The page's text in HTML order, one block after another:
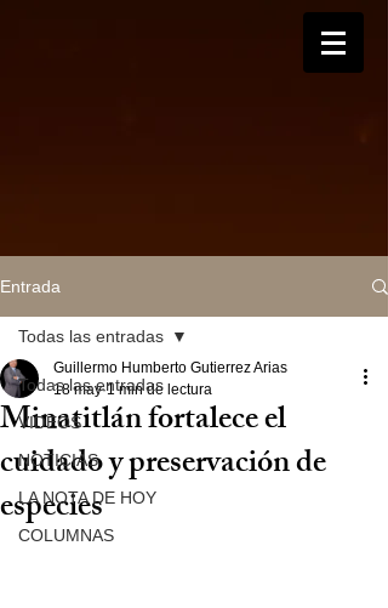
Entrada
Todas las entradas
VIDEOS
NOTICIAS
LA NOTA DE HOY
COLUMNAS
Todas las entradas
Minatitlán fortalece el
cuidado y preservación de
especies
Guillermo Humberto Gutierrez Arias
18 may 1 min de lectura